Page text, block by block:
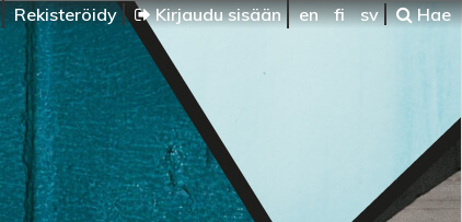
Rekisteröidy Kirjaudu sisään en fi sv Hae